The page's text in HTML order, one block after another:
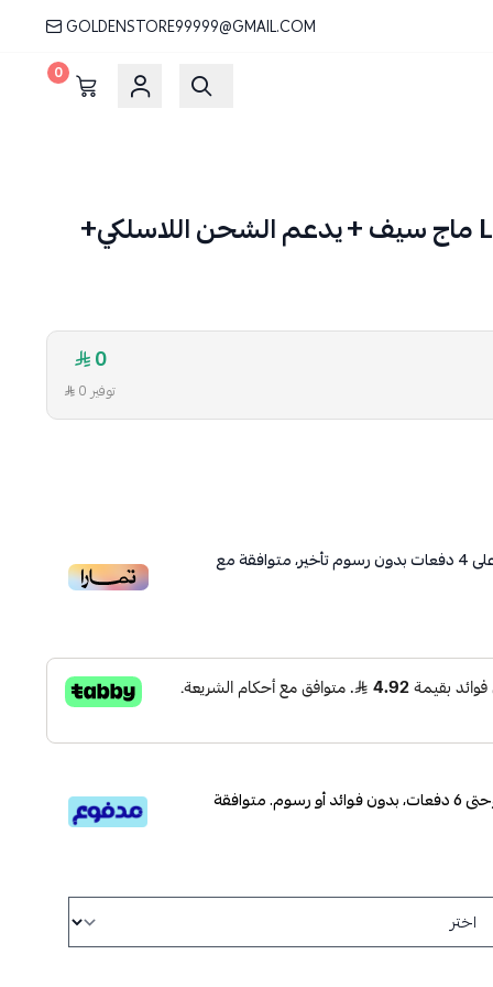
GOLDENSTORE99999@GMAIL.COM
0
مسكة Limber Stand ماج سيف + يدعم الشحن اللاسلكي+
0
توفير 0
4دفعات بدون رسوم تأخير، متوافقة مع
قسم دفعاتك بطريقة ميسرة إلى 4 وحتى 6 دفعات، بدون فوائد أو رسوم. متوافقة